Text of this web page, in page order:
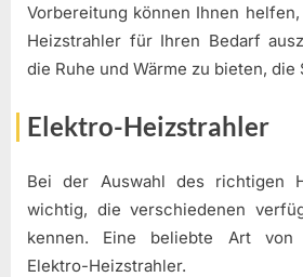
Vorbereitung können Ihnen
Heizstrahler für Ihren Bedarf
die Ruhe und Wärme zu bieten,
Elektro-Heizstrahler
Bei der Auswahl des richtigen
wichtig, die verschiedenen
kennen. Eine beliebte Art von
Elektro-Heizstrahler.